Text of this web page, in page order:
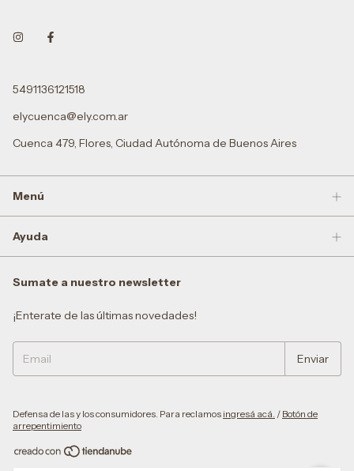
5491136121518
elycuenca@ely.com.ar
Cuenca 479, Flores, Ciudad Autónoma de Buenos Aires
Menú
Ayuda
Sumate a nuestro newsletter
¡Enterate de las últimas novedades!
Defensa de las y los consumidores. Para reclamos ingresá acá. / Botón de
arrepentimiento